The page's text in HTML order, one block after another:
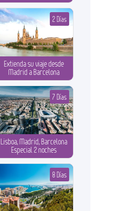
Extienda su viaje desde
Madrid a Barcelona
2 Días
Lisboa, Madrid, Barcelona
Especial 2 noches
7 Días
8 Días